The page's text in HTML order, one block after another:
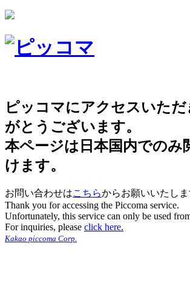
ピッコマにアクセスいただ
がとうございます。
本ページは日本国内でのみ
けます。
お問い合わせはこちらからお願いいたしま
Thank you for accessing the Piccoma service.
Unfortunately, this service can only be used
For inquiries, please click here.
Kakao piccoma Corp.